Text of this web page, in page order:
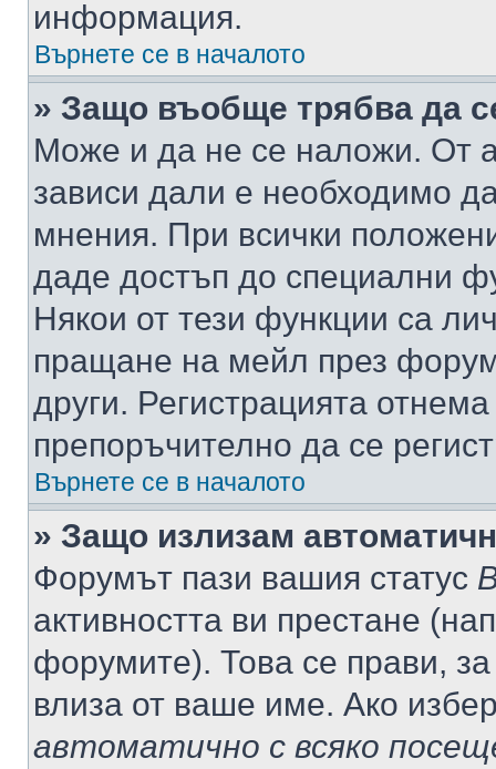
информация.
Върнете се в началото
» Защо въобще трябва да
Може и да не се наложи. От
зависи дали е необходимо
мнения. При всички
даде достъп до специални
Някои от тези функции са
пращане на мейл през
други. Регистрацията
препоръчително да се
Върнете се в началото
» Защо излизам
Форумът пази вашия статус
активността ви престане
форумите). Това се прави,
влиза от ваше име. Ако
автоматично с всяко